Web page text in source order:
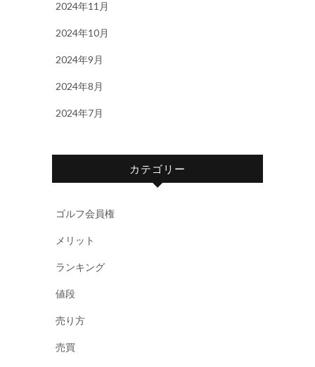
2024年11月
2024年10月
2024年9月
2024年8月
2024年7月
カテゴリー
ゴルフ会員権
メリット
ランキング
値段
売り方
売買